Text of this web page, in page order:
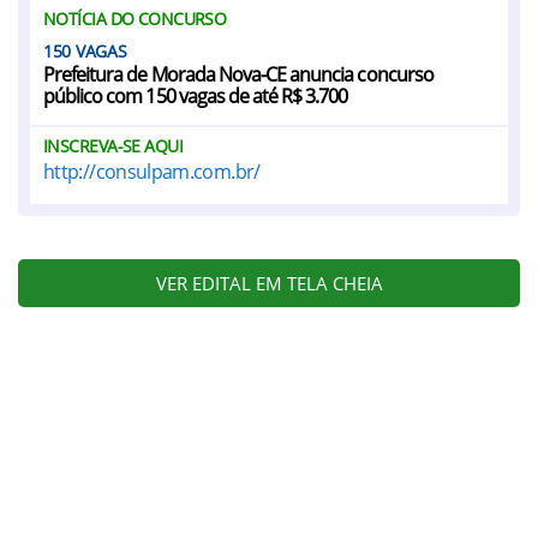
NOTÍCIA DO CONCURSO
150
Prefeitura de Morada Nova-CE anuncia concurso
público com 150 vagas de até R$ 3.700
INSCREVA-SE AQUI
http://consulpam.com.br/
VER EDITAL EM TELA CHEIA